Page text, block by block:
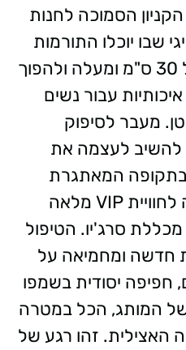
הקניון הסמוכה לחנות
שבו יוכלו התורמות
להעניק צמה באורך של 30 ס"מ ומעלה ולהפוך
עבור נשים
מעבר לסיפוק
להשיב לעצמה את
בתקופה המאתגרת
בחייה, כל תורמת תזכה לחוויית VIP מלאה
סרג'יו. הטיפול
חדשה ומחמיאה על
חפיפה יסודית בשמפו
של המותג, הכל במטרה
האצילית. זהו רגע של